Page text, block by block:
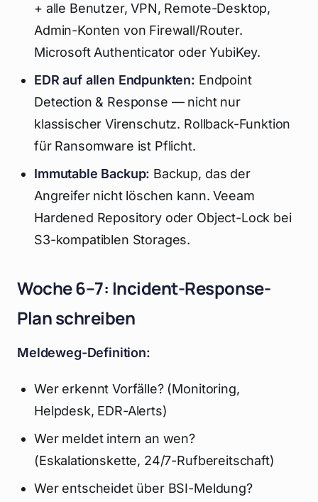
+ alle Benutzer, VPN, Remote-Desktop,
Admin-Konten von Firewall/Router.
Microsoft Authenticator oder YubiKey.
EDR auf allen Endpunkten: Endpoint
Detection & Response — nicht nur
klassischer Virenschutz. Rollback-Funktion
für Ransomware ist Pflicht.
Immutable Backup: Backup, das der
Angreifer nicht löschen kann. Veeam
Hardened Repository oder Object-Lock bei
S3-kompatiblen Storages.
Woche 6–7: Incident-Response-
Plan schreiben
Meldeweg-Definition:
Wer erkennt Vorfälle? (Monitoring,
Helpdesk, EDR-Alerts)
Wer meldet intern an wen?
(Eskalationskette, 24/7-Rufbereitschaft)
Wer entscheidet über BSI-Meldung?